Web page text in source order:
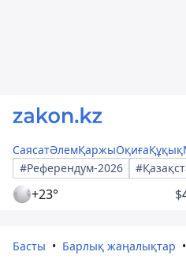
СаясатӘлемҚаржыОқиғаҚұқық
#Референдум-2026
+23° $
Басты Барлық жаңалықтар